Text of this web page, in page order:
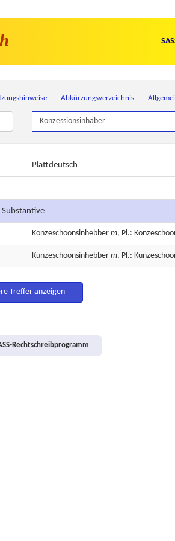
Abkürzungsverzeichnis
Plattdeutsch
Substantive
Konzeschoonsinhebber m, Pl.:
Kunzeschoonsinhebber m, Pl.:
Treffer anzeigen
Rechtschreibprogramm